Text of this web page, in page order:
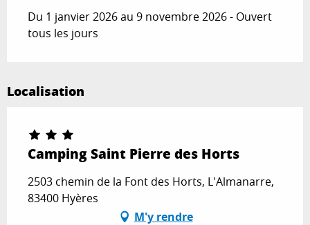
Du 1 janvier 2026 au 9 novembre 2026 - Ouvert
tous les jours
Localisation
Camping Saint Pierre des Horts
2503 chemin de la Font des Horts, L'Almanarre,
83400 Hyères
M'y rendre